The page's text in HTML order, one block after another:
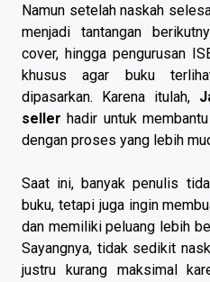
Namun setelah naskah
menjadi tantangan
cover, hingga pengurusan
khusus agar buku
dipasarkan. Karena itulah,
seller hadir untuk
dengan proses yang lebih
Saat ini, banyak penulis
buku, tetapi juga ingin
dan memiliki peluang lebih
Sayangnya, tidak sedikit
justru kurang maksimal